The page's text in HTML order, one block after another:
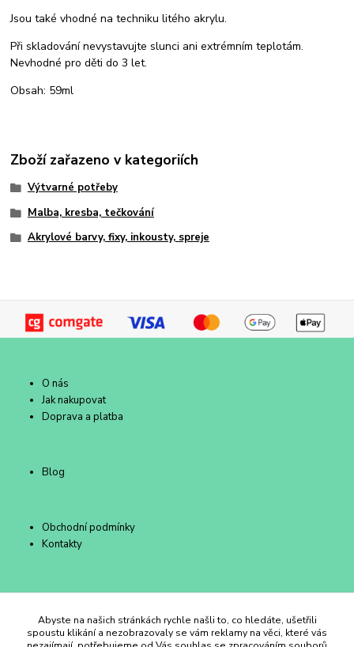
Jsou také vhodné na techniku litého akrylu.
Při skladování nevystavujte slunci ani extrémním teplotám.
Nevhodné pro děti do 3 let.
Obsah: 59ml
Zboží zařazeno v kategoriích
Výtvarné potřeby
Malba, kresba, tečkování
Akrylové barvy, fixy, inkousty, spreje
O nás
Jak nakupovat
Doprava a platba
Blog
Obchodní podmínky
Kontakty
Duhový Ateliér Kroměříž
Abyste na našich stránkách rychle našli to, co hledáte, ušetřili
spoustu klikání a nezobrazovaly se vám reklamy na věci, které vás